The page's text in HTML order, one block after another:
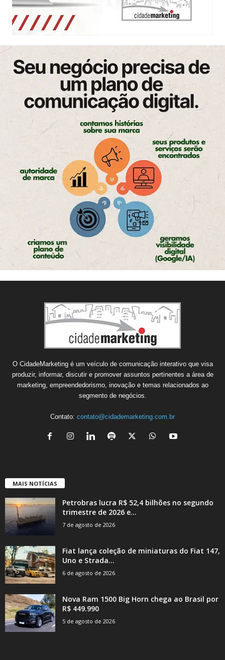
O CidadeMarketing é um veículo de comunicação interativo que visa
produzir, informar, discutir e promover assuntos pertinentes a área de
marketing, empreendedorismo, inovação e temas relacionados ao
segmento de negócios.
Contato: contato@cidademarketing.com.br
MAIS NOTÍCIAS
Petrobras lucra R$ 52,4 bilhões no segundo
trimestre de 2026 e...
7 de agosto de 2026
Fiat lança coleção de miniaturas do Fiat 147,
Uno e Strada...
6 de agosto de 2026
Nova Ram 1500 Big Horn chega ao Brasil por
R$ 449.990
5 de agosto de 2026